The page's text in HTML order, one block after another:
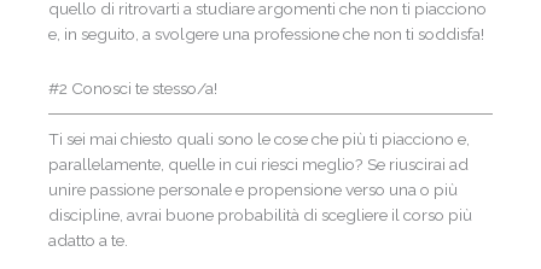
quello di ritrovarti a studiare argomenti che non ti piacciono
e, in seguito, a svolgere una professione che non ti soddisfa!
#2 Conosci te stesso/a!
Ti sei mai chiesto quali sono le cose che più ti piacciono e,
parallelamente, quelle in cui riesci meglio? Se riuscirai ad
unire passione personale e propensione verso una o più
discipline, avrai buone probabilità di scegliere il corso più
adatto a te.